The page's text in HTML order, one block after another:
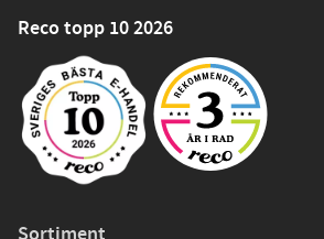
Reco topp 10 2026